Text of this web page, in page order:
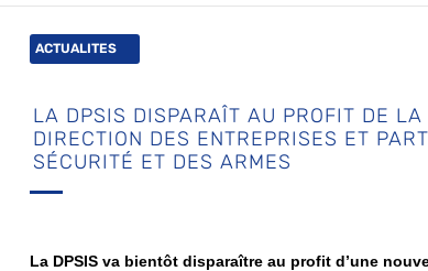
ACTUALITES
LA DPSIS DISPARAÎT AU PROFIT DE LA
DIRECTION DES ENTREPRISES ET
SÉCURITÉ ET DES ARMES
La DPSIS va bientôt disparaître au profit d’une